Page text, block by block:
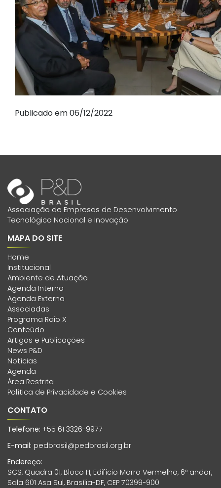
Publicado em 06/12/2022
Associação de Empresas de Desenvolvimento
Tecnológico Nacional e Inovação
MAPA DO SITE
Home
Institucional
Ambiente de Atuação
Agenda Interna
Agenda Externa
Associadas
Programa Raio X
Conteúdo
Artigos e Publicações
News P&D
Notícias
Agenda
Área Restrita
Política de Privacidade e Cookies
CONTATO
Telefone: +55 61 3326-9977
E-mail: pedbrasil@pedbrasil.org.br
Endereço:
SCS, Quadra 01, Bloco H, Edifício Morro Vermelho, 6º andar,
Sala 601 Asa Sul, Brasília-DF, CEP 70399-900